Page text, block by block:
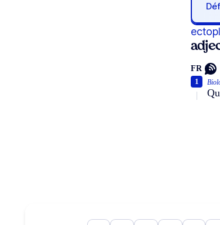
FR
1